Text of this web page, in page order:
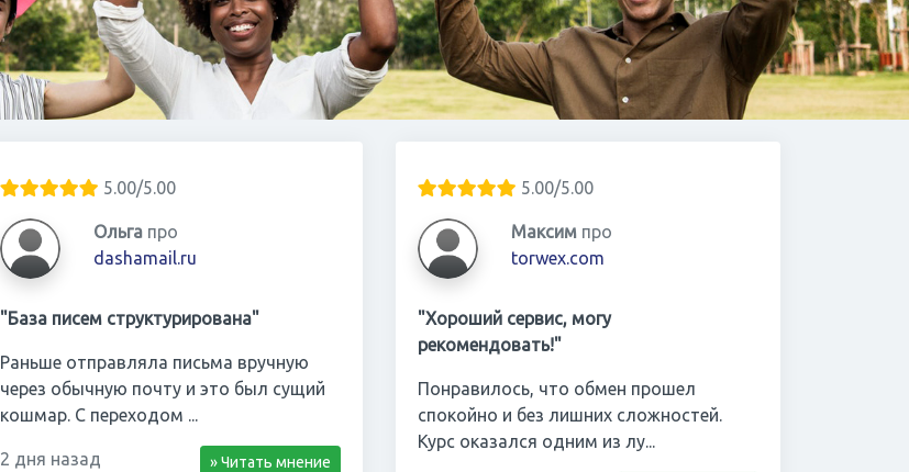
5.00/5.00
Ольга про
dashamail.ru
"База писем структурирована"
Раньше отправляла письма вручную
через обычную почту и это был сущий
кошмар. С переходом ...
2 дня назад » Читать мнение
5.00/5.00
Максим про
torwex.com
"Хороший сервис, могу
рекомендовать!"
Понравилось, что обмен прошел
спокойно и без лишних сложностей.
Курс оказался одним из лу...